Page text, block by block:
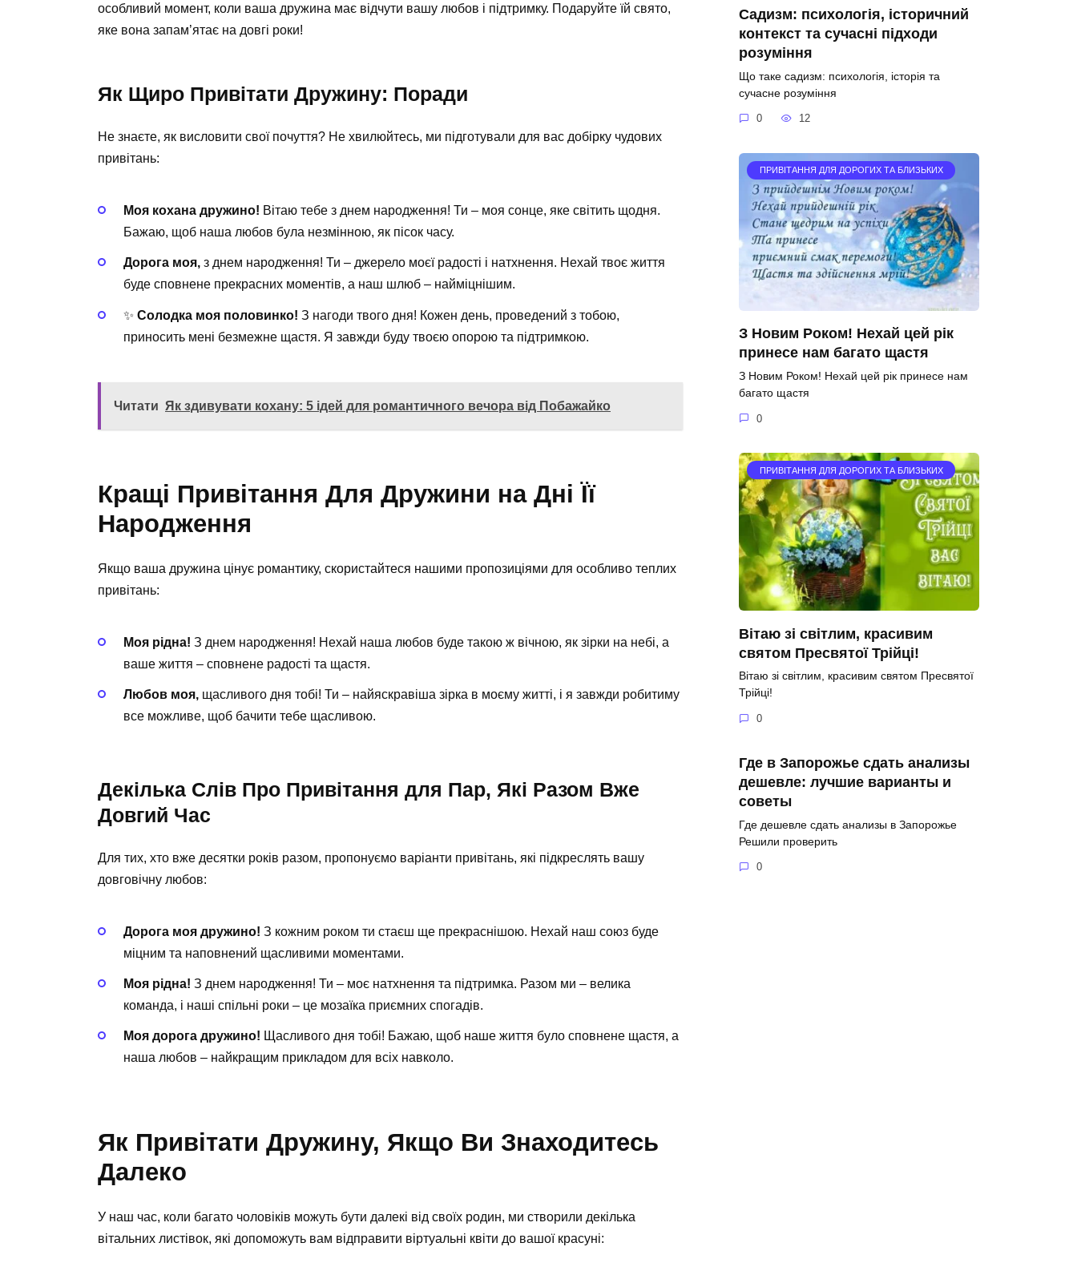
особливий момент, коли ваша дружина має відчути вашу любов і підтримку. Подаруйте їй свято,
яке вона запам’ятає на довгі роки!
Як Щиро Привітати Дружину: Поради
Не знаєте, як висловити свої почуття? Не хвилюйтесь, ми підготували для вас добірку чудових
привітань:
Моя кохана дружино! Вітаю тебе з днем народження! Ти – моя сонце, яке світить щодня.
Бажаю, щоб наша любов була незмінною, як пісок часу.
Дорога моя, з днем народження! Ти – джерело моєї радості і натхнення. Нехай твоє життя
буде сповнене прекрасних моментів, а наш шлюб – найміцнішим.
✨ Солодка моя половинко! З нагоди твого дня! Кожен день, проведений з тобою,
приносить мені безмежне щастя. Я завжди буду твоєю опорою та підтримкою.
Читати Як здивувати кохану: 5 ідей для романтичного вечора від Побажайко
Кращі Привітання Для Дружини на Дні Її
Народження
Якщо ваша дружина цінує романтику, скористайтеся нашими пропозиціями для особливо теплих
привітань:
Моя рідна! З днем народження! Нехай наша любов буде такою ж вічною, як зірки на небі, а
ваше життя – сповнене радості та щастя.
Любов моя, щасливого дня тобі! Ти – найяскравіша зірка в моєму житті, і я завжди робитиму
все можливе, щоб бачити тебе щасливою.
Декілька Слів Про Привітання для Пар, Які Разом Вже
Довгий Час
Для тих, хто вже десятки років разом, пропонуємо варіанти привітань, які підкреслять вашу
довговічну любов:
Дорога моя дружино! З кожним роком ти стаєш ще прекраснішою. Нехай наш союз буде
міцним та наповнений щасливими моментами.
Моя рідна! З днем народження! Ти – моє натхнення та підтримка. Разом ми – велика
команда, і наші спільні роки – це мозаїка приємних спогадів.
Моя дорога дружино! Щасливого дня тобі! Бажаю, щоб наше життя було сповнене щастя, а
наша любов – найкращим прикладом для всіх навколо.
Як Привітати Дружину, Якщо Ви Знаходитесь
Далеко
У наш час, коли багато чоловіків можуть бути далекі від своїх родин, ми створили декілька
вітальних листівок, які допоможуть вам відправити віртуальні квіти до вашої красуні:
Садизм: психологія, історичний
контекст та сучасні підходи
розуміння
Що таке садизм: психологія, історія та
сучасне розуміння
0 12
ПРИВІТАННЯ ДЛЯ ДОРОГИХ ТА БЛИЗЬКИХ
З Новим Роком! Нехай цей рік
принесе нам багато щастя
З Новим Роком! Нехай цей рік принесе нам
багато щастя
0
ПРИВІТАННЯ ДЛЯ ДОРОГИХ ТА БЛИЗЬКИХ
Вітаю зі світлим, красивим
святом Пресвятої Трійці!
Вітаю зі світлим, красивим святом Пресвятої
Трійці!
0
Где в Запорожье сдать анализы
дешевле: лучшие варианты и
советы
Где дешевле сдать анализы в Запорожье
Решили проверить
0